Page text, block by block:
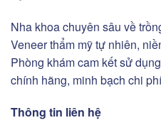
Nha khoa chuyên sâu về
Veneer thẩm mỹ tự nhiên,
Phòng khám cam kết sử
chính hãng, minh bạch chi
Thông tin liên hệ